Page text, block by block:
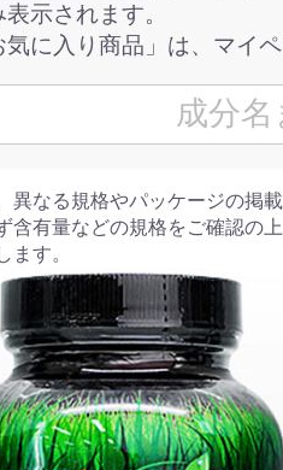
示されます。
気に入り商品」は、マイ
異なる規格やパッケージの掲
含有量などの規格をご確認の
ます。